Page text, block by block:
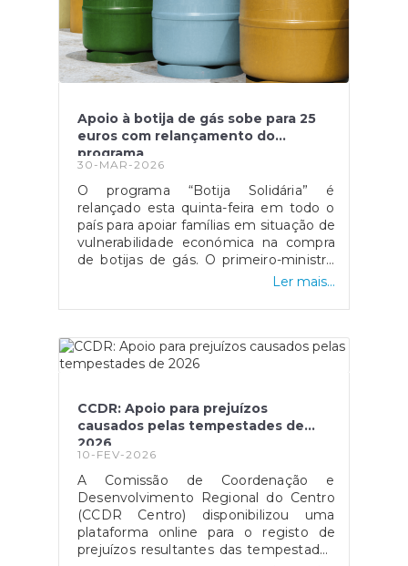
Apoio à botija de gás sobe para 25
euros com relançamento do
programa
30-MAR-2026
O programa “Botija Solidária” é
relançado esta quinta-feira em todo o
país para apoiar famílias em situação de
vulnerabilidade económica na compra
de botijas de gás. O primeiro-ministro
Luís Montenegro anunciou o aumento
durante os próximos três meses,
da guerra no Médio Oriente.
Ler mais...
CCDR: Apoio para prejuízos
causados pelas tempestades de
2026
10-FEV-2026
A Comissão de Coordenação e
Desenvolvimento Regional do Centro
(CCDR Centro) disponibilizou uma
plataforma online para o registo de
prejuízos resultantes das tempestades